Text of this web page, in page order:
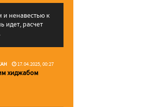
ненавестью к
идет, расчет
17.04.2025, 00:27
хиджабом